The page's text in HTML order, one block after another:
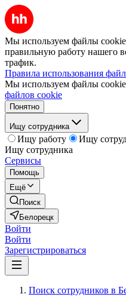
Мы используем файлы
правильную работу нашего
трафик.
Правила использования
Мы используем файлы
файлов cookie
Понятно
Ищу сотрудника
Ищу работу
Ищу
Ищу сотрудника
Сервисы
Помощь
Ещё
Поиск
Белорецк
Войти
Войти
Зарегистрироваться
Поиск сотрудников в